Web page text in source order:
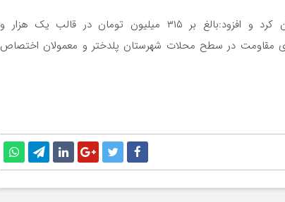
وی ارزش ریالی هر بسته را دو میلیون ریال عنوان کرد و افزود:بالغ بر ۳۱۵ میلیون تومان در قالب یک هزار و
مقاومت در سطح محلات شهرستان پلدختر و معمولان اختصاص